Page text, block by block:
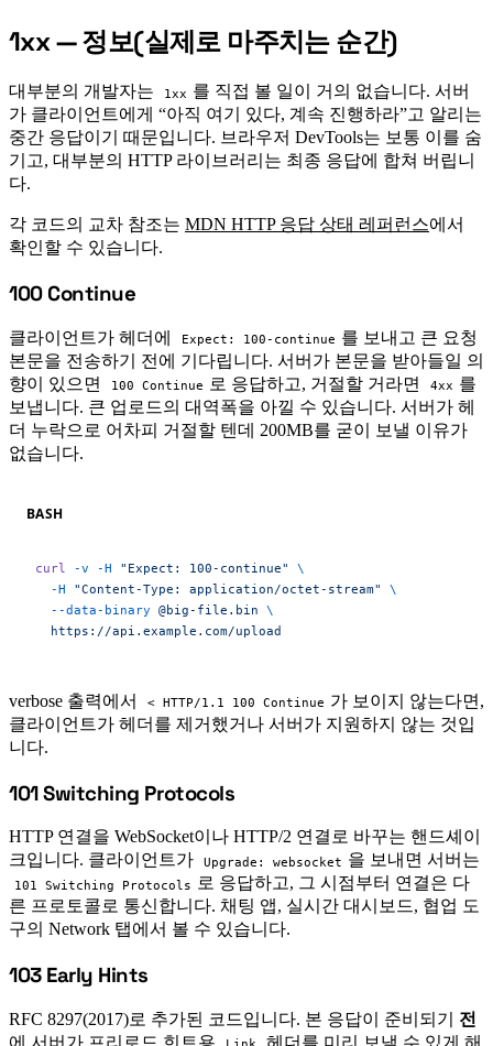
#
1xx — 정보(실제로 마주치는 순간)
대부분의 개발자는 1xx 를 직접 볼 일이 거의 없습니다. 서버
가 클라이언트에게 “아직 여기 있다, 계속 진행하라”고 알리는
중간 응답이기 때문입니다. 브라우저 DevTools는 보통 이를 숨
기고, 대부분의 HTTP 라이브러리는 최종 응답에 합쳐 버립니
다.
각 코드의 교차 참조는 MDN HTTP 응답 상태 레퍼런스에서
확인할 수 있습니다.
#
100 Continue
클라이언트가 헤더에 Expect: 100-continue 를 보내고 큰 요청
본문을 전송하기 전에 기다립니다. 서버가 본문을 받아들일 의
향이 있으면
100 Continue 로 응답하고, 거절할 거라면 4xx 를
보냅니다. 큰 업로드의 대역폭을 아낄 수 있습니다. 서버가 헤
더 누락으로 어차피 거절할 텐데 200MB를 굳이 보낼 이유가
없습니다.
BASH
curl -v -H "Expect: 100-continue"
\
  -H
"Content-Type: application/octet-stream"
\
  --data-binary
@big-file.bin \
  https://api.example.com/upload
verbose 출력에서 < HTTP/1.1 100 Continue 가 보이지 않는다면,
클라이언트가 헤더를 제거했거나 서버가 지원하지 않는 것입
니다.
#
101 Switching Protocols
HTTP 연결을 WebSocket이나 HTTP/2 연결로 바꾸는 핸드셰이
크입니다. 클라이언트가
Upgrade: websocket 을 보내면 서버는
101 Switching Protocols
로 응답하고, 그 시점부터 연결은 다
른 프로토콜로 통신합니다. 채팅 앱, 실시간 대시보드, 협업 도
구의 Network 탭에서 볼 수 있습니다.
#
103 Early Hints
RFC 8297(2017)로 추가된 코드입니다. 본 응답이 준비되기 전
에 서버가 프리로드 힌트용
헤더를 미리 보낼 수 있게 해